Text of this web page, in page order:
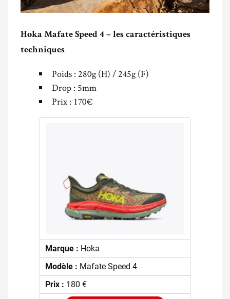
Hoka Mafate Speed 4 – les caractéristiques
techniques
Poids : 280g (H) / 245g (F)
Drop : 5mm
Prix : 170€
Marque : Hoka
Modèle : Mafate Speed 4
Prix : 180 €